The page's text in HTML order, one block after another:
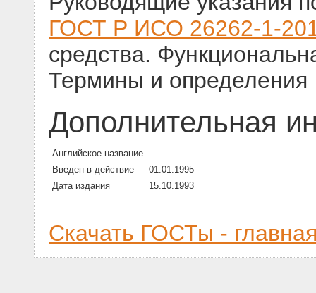
ГОСТ Р ИСО 26262-1-
средства.
Термины и определения
Дополнительная
Английское название
Введен в действие
01.01.1995
Дата издания
15.10.1993
Скачать ГОСТы -